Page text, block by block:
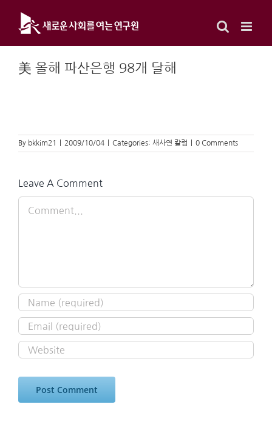
content
美 올해 파산은행 98개 달해
By bkkim21 2009/10/04 Categories: 새사연 칼럼 0 Comments
Leave A Comment